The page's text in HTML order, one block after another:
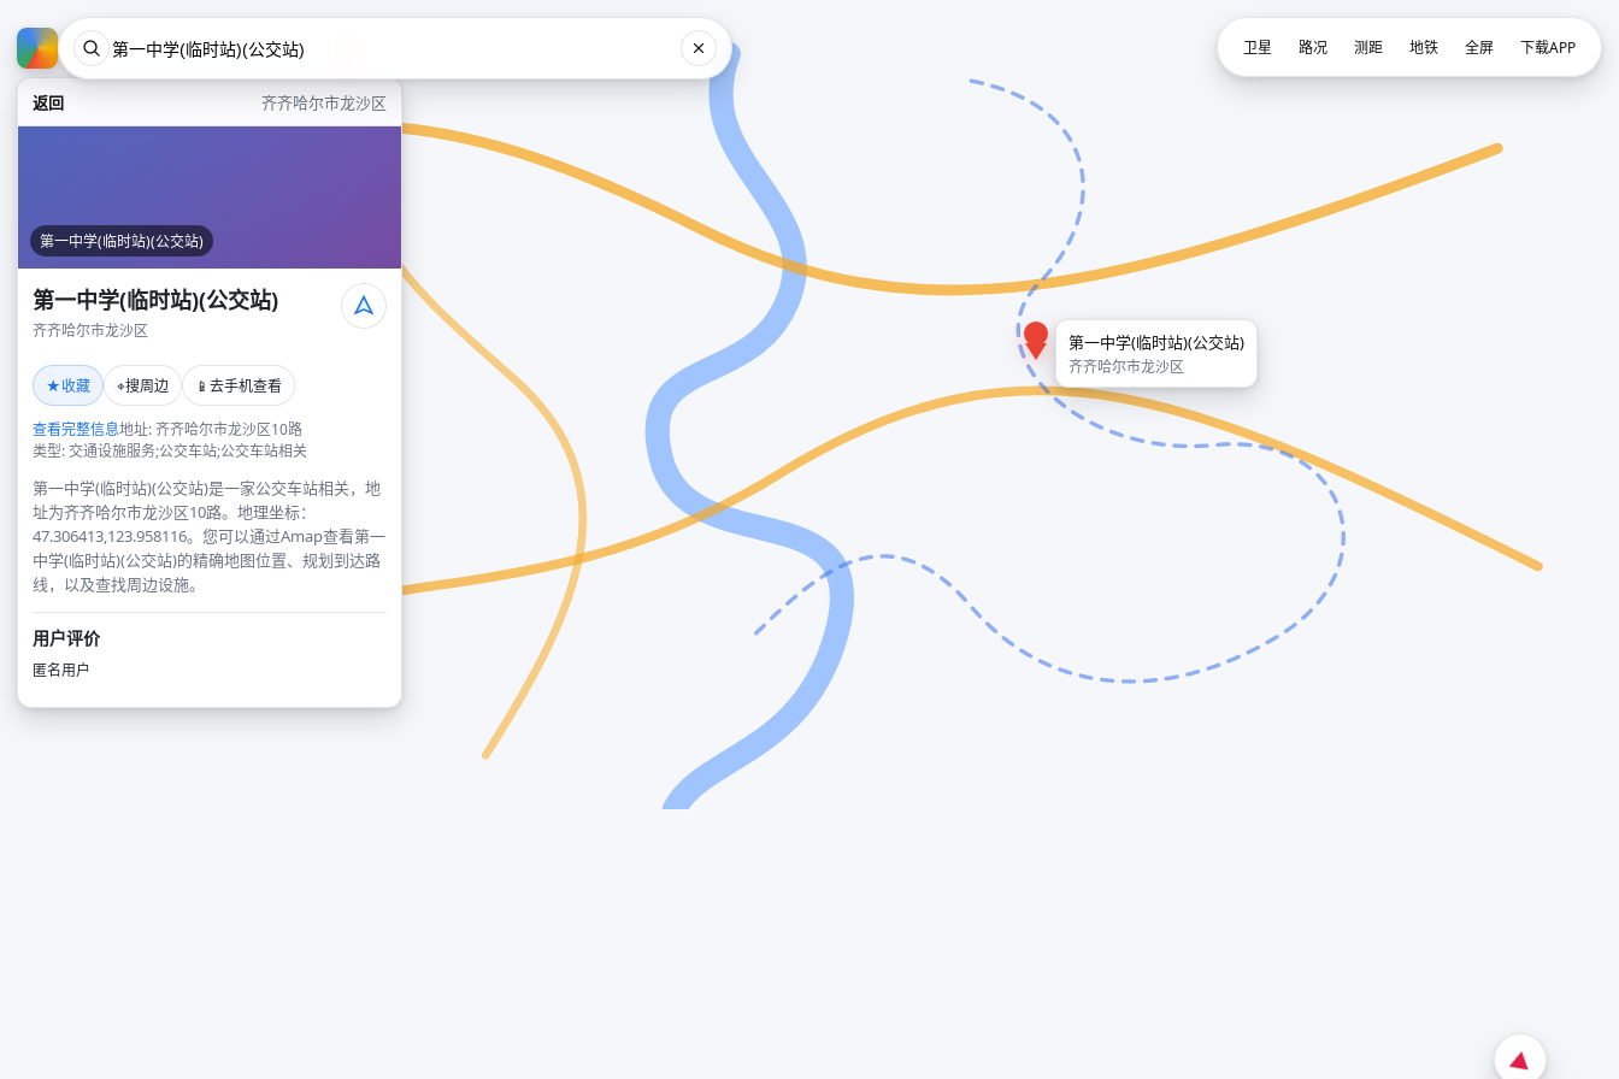
返回 齐齐哈尔市龙沙区
第一中学(临时站)(公交站)
第一中学(临时站)(公交站)
齐齐哈尔市龙沙区
★收藏 ⌖搜周边 📱 去手机查看
查看完整信息地址: 齐齐哈尔市龙沙区10路
类型: 交通设施服务;公交车站;公交车站相关
第一中学(临时站)(公交站)是一家公交车站相关，地
址为齐齐哈尔市龙沙区10路。地理坐标：
47.306413,123.958116。您可以通过Amap查看第一
中学(临时站)(公交站)的精确地图位置、规划到达路
线，以及查找周边设施。
用户评价
匿名用户
第一中学(临时站)(公交站)
齐齐哈尔市龙沙区
卫星 路况 测距 地铁 全屏 下载APP